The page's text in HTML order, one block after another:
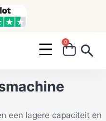
0
een lagere capaciteit en